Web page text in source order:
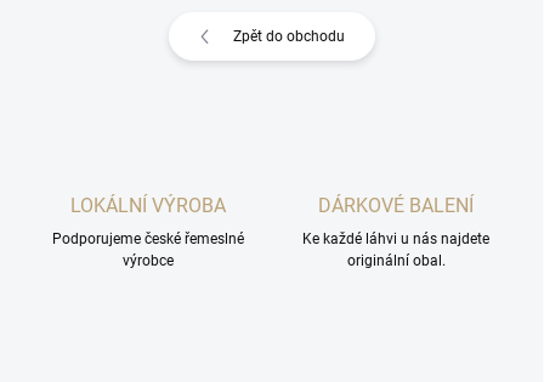
Zpět do obchodu
LOKÁLNÍ VÝROBA
Podporujeme české řemeslné
výrobce
DÁRKOVÉ BALENÍ
Ke každé láhvi u nás najdete
originální obal.